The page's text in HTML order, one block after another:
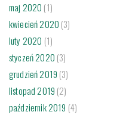
maj 2020 (1)
kwiecień 2020 (3)
luty 2020 (1)
styczeń 2020 (3)
grudzień 2019 (3)
listopad 2019 (2)
październik 2019 (4)